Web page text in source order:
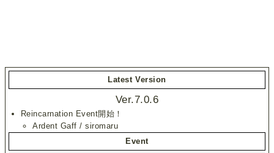
Latest Version
Ver.7.0.6
Reincarnation Event開始！
Ardent Gaff / siromaru
Event